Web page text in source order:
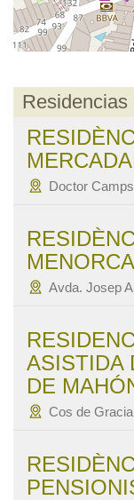
Residencias
Doctor
MENORCA
Avda. Josep
ASISTIDA
DE
Cos de